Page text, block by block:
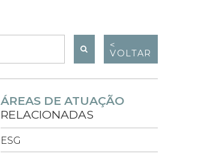
<
VOLTAR
ÁREAS DE ATUAÇÃO
RELACIONADAS
ESG